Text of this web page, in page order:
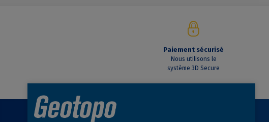
Paiement sécurisé
Nous utilisons le
système 3D Secure